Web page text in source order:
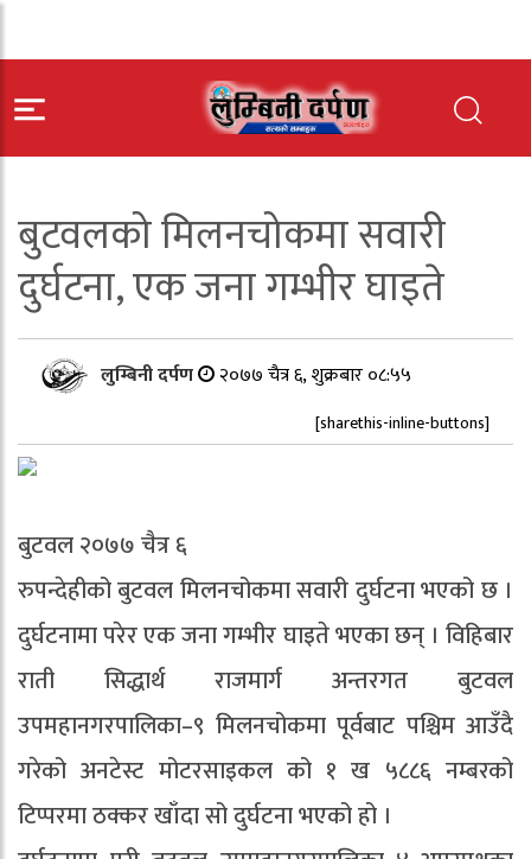
बुटवलको मिलनचोकमा सवारी
दुर्घटना, एक जना गम्भीर घाइते
लुम्बिनी दर्पण २०७७ चैत्र ६, शुक्रबार ०८:५५
[sharethis-inline-buttons]
बुटवल २०७७ चैत्र ६
रुपन्देहीको बुटवल मिलनचोकमा सवारी दुर्घटना भएको छ ।
दुर्घटनामा परेर एक जना गम्भीर घाइते भएका छन् । विहिबार
राती सिद्धार्थ राजमार्ग अन्तरगत बुटवल
उपमहानगरपालिका–९ मिलनचोकमा पूर्वबाट पश्चिम आउँदै
गरेको अनटेस्ट मोटरसाइकल को १ ख ५८८६ नम्बरको
टिप्परमा ठक्कर खाँदा सो दुर्घटना भएको हो ।